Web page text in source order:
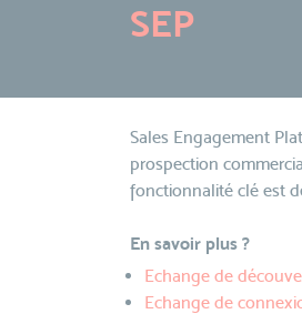
SEP
Sales Engagement
prospection
fonctionnalité clé est
En savoir plus ?
Echange de
Echange de